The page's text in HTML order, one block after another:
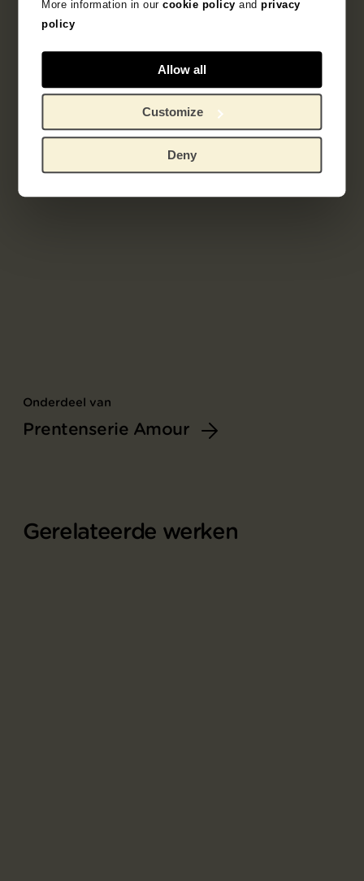
More information in ourcookie policy andprivacy
policy
Allow all
Customize
Deny
Onderdeel van
Prentenserie Amour
Gerelateerde werken